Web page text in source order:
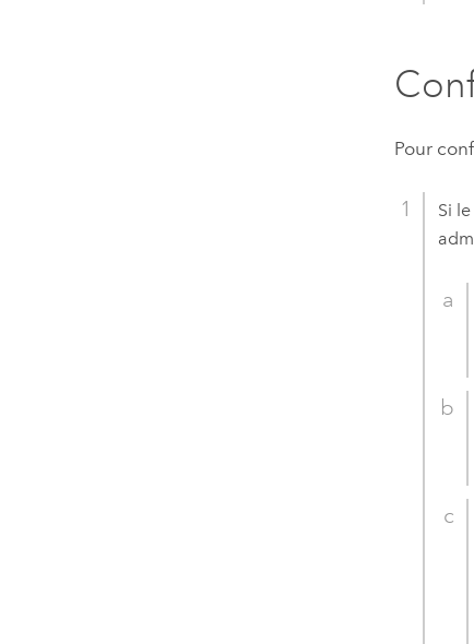
Pour
Si